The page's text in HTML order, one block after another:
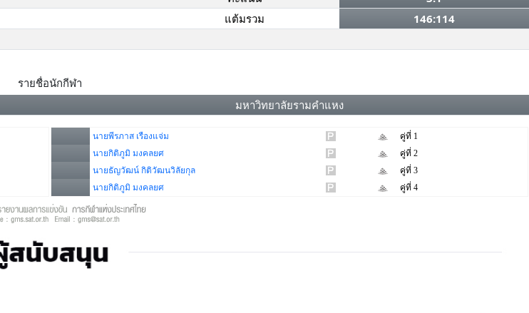
แต้มรวม
146:114
รายชื่อนักกีฬา
มหาวิทยาลัยรามคำแหง
นายพีรภาส เรืองแจ่ม
คู่ที่ 1
นายกิติภูมิ มงคลยศ
คู่ที่ 2
นายธัญวัฒน์ กิติวัฒนวิลัยกุล
คู่ที่ 3
นายกิติภูมิ มงคลยศ
คู่ที่ 4